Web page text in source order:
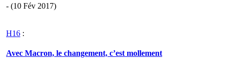
- (10 Fév 2017)
H16 :
Avec Macron, le changement, c’est mollement